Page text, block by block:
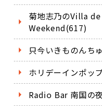
菊地志乃のVilla de
Weekend(617)
只今いきものんち
ホリデーインポッ
Radio Bar 南国の